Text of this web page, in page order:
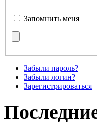
Запомнить меня
Забыли пароль?
Забыли логин?
Зарегистрироваться